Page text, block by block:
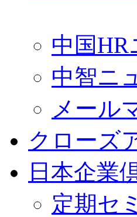
中国HR
中智ニ
メール
クローズ
日本企業
定期セ